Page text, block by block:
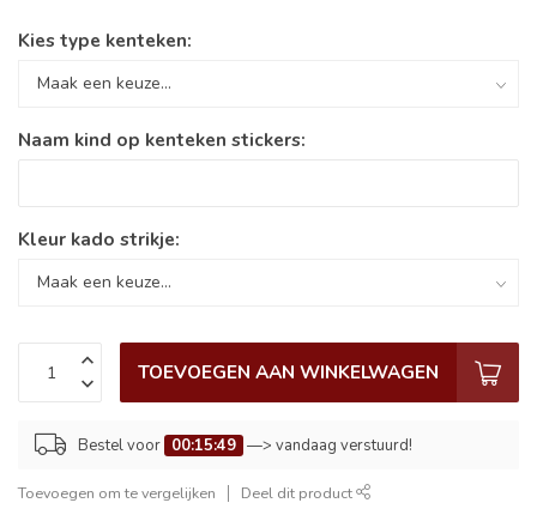
Kies type kenteken:
Naam kind op kenteken stickers:
Kleur kado strikje:
TOEVOEGEN AAN WINKELWAGEN
Bestel voor 00:15:49 —> vandaag verstuurd!
Toevoegen om te vergelijken Deel dit product